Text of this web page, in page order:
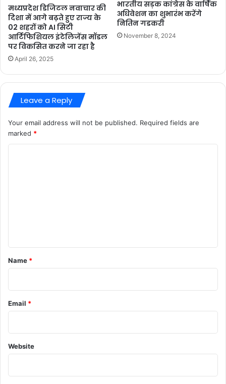
मध्यप्रदेश डिजिटल नवाचार की
दिशा में आगे बढ़ते हुए राज्य के
02 शहरों को AI सिटी
आर्टिफिशियल इंटेलिजेंस मॉडल
पर विकसित करने जा रहा है
April 26, 2025
भारतीय सड़क कांग्रेस के वार्षिक
अधिवेशन का शुभारंभ करेंगे
नितिन गडकरी
November 8, 2024
Leave a Reply
Your email address will not be published. Required fields are
marked *
*
Name *
Email *
Website